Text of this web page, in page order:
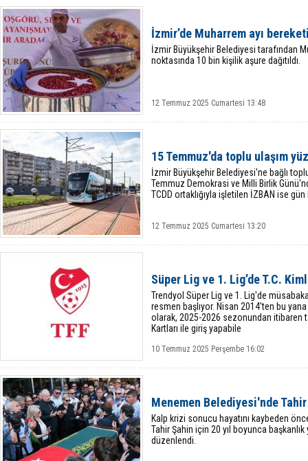
İzmir’de Muharrem ayı
İzmir Büyükşehir Belediyesi tarafından
noktasında 10 bin kişilik aşure dağıtıldı.
12 Temmuz 2025 Cumartesi 13:48
15 Temmuz'da toplu ulaşım
İzmir Büyükşehir Belediyesi'ne bağlı
Temmuz Demokrasi ve Milli Birlik
TCDD ortaklığıyla işletilen İZBAN ise
12 Temmuz 2025 Cumartesi 13:20
Süper Lig ve 1. Lig’de T.C.
Trendyol Süper Lig ve 1. Lig'de
resmen başlıyor. Nisan 2014'ten bu
olarak, 2025-2026 sezonundan itibaren
Kartları ile giriş yapabile
10 Temmuz 2025 Perşembe 16:02
Menemen Belediyesi'nde
Kalp krizi sonucu hayatını kaybeden
Tahir Şahin için 20 yıl boyunca
düzenlendi.